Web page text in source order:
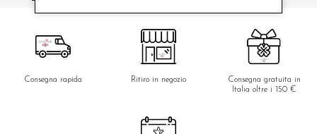
Consegna rapida Ritiro in negozio
Consegna gratuita in
Italia oltre i 150 €